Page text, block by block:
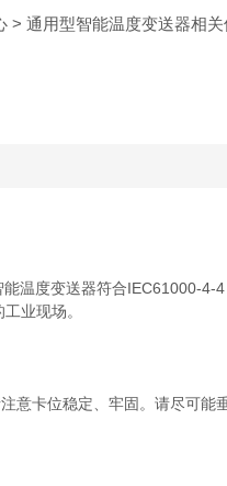
> 通用型智能温度变送器相
温度变送器符合IEC61000-4-
业现场。
意卡位稳定、牢固。请尽可能